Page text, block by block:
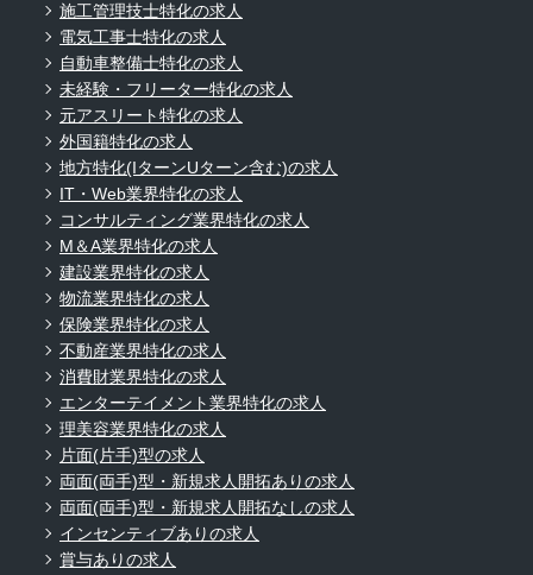
施工管理技士特化の求人
電気工事士特化の求人
自動車整備士特化の求人
未経験・フリーター特化の求人
元アスリート特化の求人
外国籍特化の求人
地方特化(IターンUターン含む)の求人
IT・Web業界特化の求人
コンサルティング業界特化の求人
M＆A業界特化の求人
建設業界特化の求人
物流業界特化の求人
保険業界特化の求人
不動産業界特化の求人
消費財業界特化の求人
エンターテイメント業界特化の求人
理美容業界特化の求人
片面(片手)型の求人
両面(両手)型・新規求人開拓ありの求人
両面(両手)型・新規求人開拓なしの求人
インセンティブありの求人
賞与ありの求人